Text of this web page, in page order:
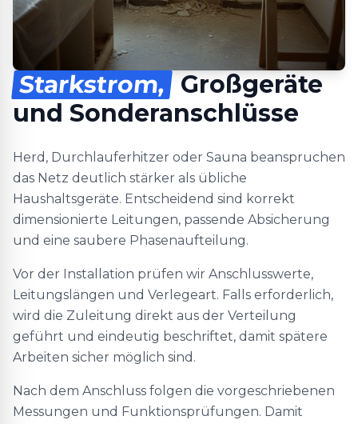
Starkstrom,
Großgeräte
und Sonderanschlüsse
Herd, Durchlauferhitzer oder Sauna beanspruchen
das Netz deutlich stärker als übliche
Haushaltsgeräte. Entscheidend sind korrekt
dimensionierte Leitungen, passende Absicherung
und eine saubere Phasenaufteilung.
Vor der Installation prüfen wir Anschlusswerte,
Leitungslängen und Verlegeart. Falls erforderlich,
wird die Zuleitung direkt aus der Verteilung
geführt und eindeutig beschriftet, damit spätere
Arbeiten sicher möglich sind.
Nach dem Anschluss folgen die vorgeschriebenen
Messungen und Funktionsprüfungen. Damit